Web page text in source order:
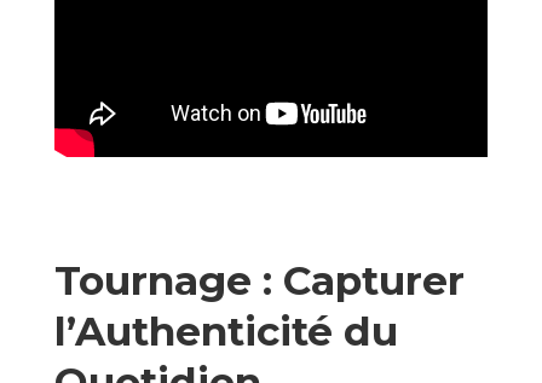
Tournage : Capturer
l’Authenticité du